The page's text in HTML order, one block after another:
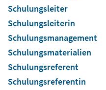
Schulungsleiter
Schulungsleiterin
Schulungsmanagement
Schulungsmaterialien
Schulungsreferent
Schulungsreferentin